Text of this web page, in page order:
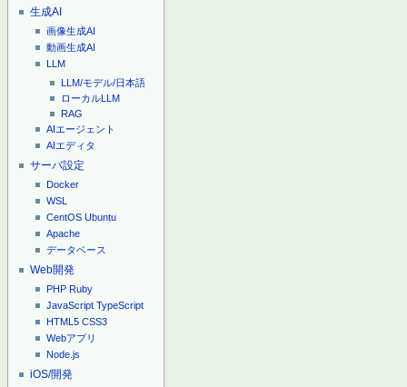
生成AI
画像生成AI
動画生成AI
LLM
LLM/モデル/日本語
ローカルLLM
RAG
AIエージェント
AIエディタ
サーバ設定
Docker
WSL
CentOS Ubuntu
Apache
データベース
Web開発
PHP Ruby
JavaScript TypeScript
HTML5 CSS3
Webアプリ
Node.js
iOS/開発